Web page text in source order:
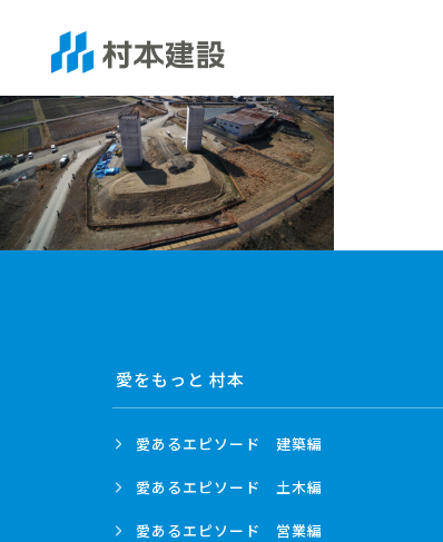
愛をもっと 村本
愛あるエピソード 建築編
愛あるエピソード 土木編
愛あるエピソード 営業編